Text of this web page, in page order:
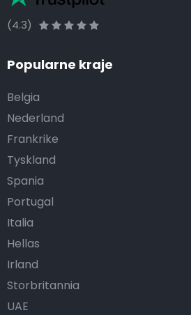
(4.3)
Popularne kraje
Belgia
Nederland
Frankrike
Tyskland
Spania
Portugal
Italia
Hellas
Irland
Storbritannia
UAE